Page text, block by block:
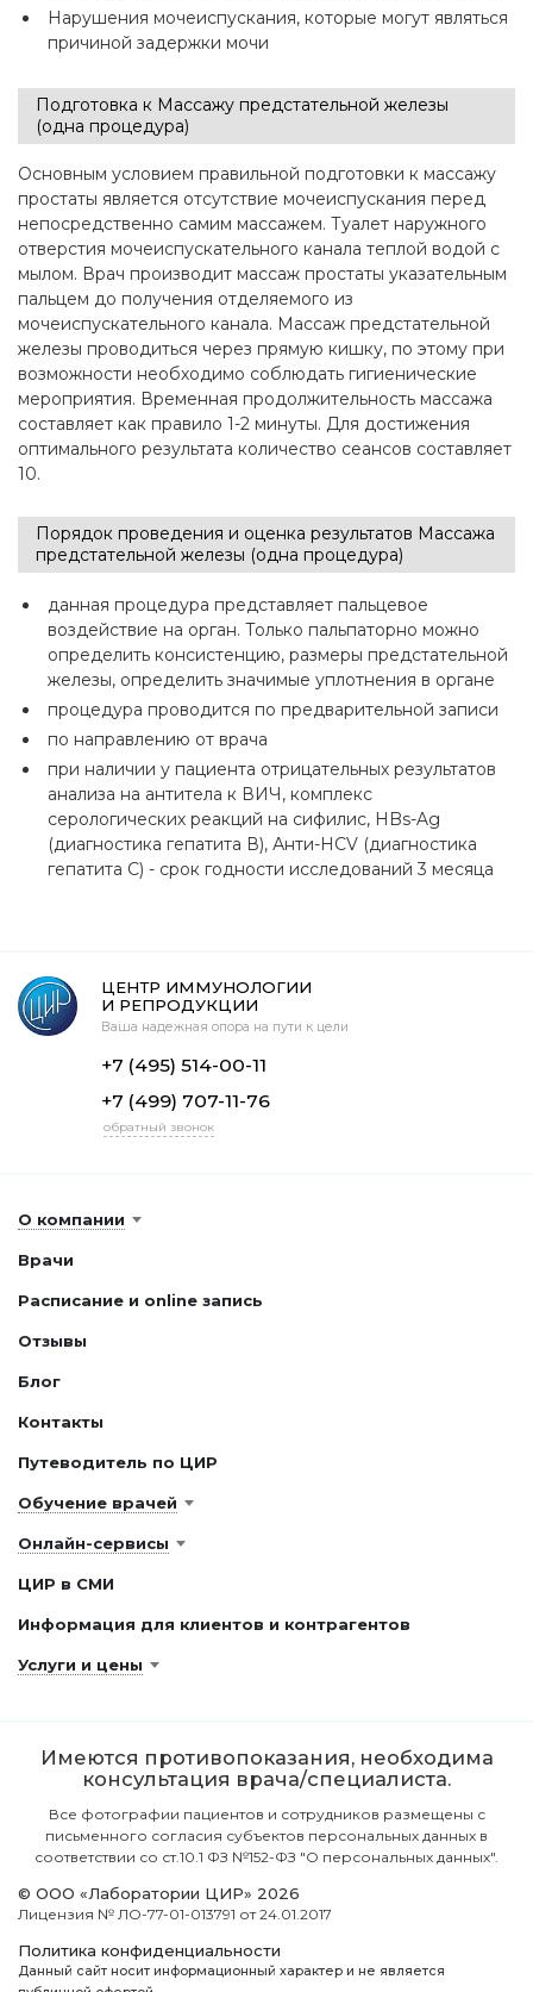
Нарушения мочеиспускания, которые могут являться
причиной задержки мочи
Подготовка к Массажу предстательной железы
(одна процедура)
Основным условием правильной подготовки к массажу
простаты является отсутствие мочеиспускания перед
непосредственно самим массажем. Туалет наружного
отверстия мочеиспускательного канала теплой водой с
мылом. Врач производит массаж простаты указательным
пальцем до получения отделяемого из
мочеиспускательного канала. Массаж предстательной
железы проводиться через прямую кишку, по этому при
возможности необходимо соблюдать гигиенические
мероприятия. Временная продолжительность массажа
составляет как правило 1-2 минуты. Для достижения
оптимального результата количество сеансов составляет
10.
Порядок проведения и оценка результатов Массажа
предстательной железы (одна процедура)
данная процедура представляет пальцевое
воздействие на орган. Только пальпаторно можно
определить консистенцию, размеры предстательной
железы, определить значимые уплотнения в органе
процедура проводится по предварительной записи
по направлению от врача
при наличии у пациента отрицательных результатов
анализа на антитела к ВИЧ, комплекс
серологических реакций на сифилис, HBs-Ag
(диагностика гепатита В), Анти-HCV (диагностика
гепатита С) - срок годности исследований 3 месяца
ЦЕНТР ИММУНОЛОГИИ
И РЕПРОДУКЦИИ
Ваша надежная опора на пути к цели
+7 (495) 514-00-11
+7 (499) 707-11-76
обратный звонок
О компании
Врачи
Расписание и online запись
Отзывы
Блог
Контакты
Путеводитель по ЦИР
Обучение врачей
Онлайн-сервисы
ЦИР в СМИ
Информация для клиентов и контрагентов
Услуги и цены
Имеются противопоказания, необходима
консультация врача/специалиста.
Все фотографии пациентов и сотрудников размещены с
письменного согласия субъектов персональных данных в
соответствии со ст.10.1 ФЗ №152-ФЗ "О персональных данных".
© ООО «Лаборатории ЦИР» 2026
Лицензия № ЛО-77-01-013791 от 24.01.2017
Политика конфиденциальности
Данный сайт носит информационный характер и не является